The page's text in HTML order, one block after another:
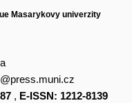
Masarykovy univerzity
, E-ISSN: 1212-8139